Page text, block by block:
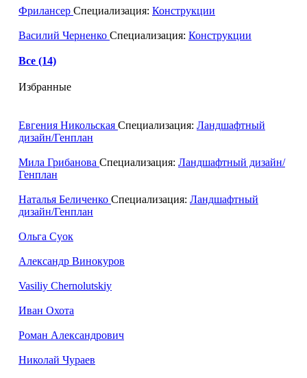
Фрилансер Специализация: Конструкции
Василий Черненко Специализация: Конструкции
Все (14)
Избранные
Евгения Никольская Специализация: Ландшафтный
дизайн/Генплан
Мила Грибанова Специализация: Ландшафтный дизайн/
Генплан
Наталья Беличенко Специализация: Ландшафтный
дизайн/Генплан
Ольга Суок
Александр Винокуров
Vasiliy Chernolutskiy
Иван Охота
Роман Александрович
Николай Чураев